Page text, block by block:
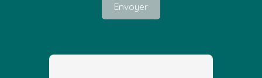
Envoyer